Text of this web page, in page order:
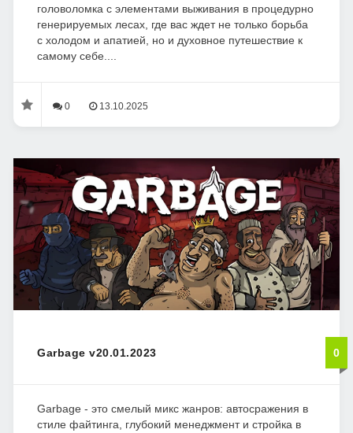
головоломка с элементами выживания в процедурно
генерируемых лесах, где вас ждет не только борьба
с холодом и апатией, но и духовное путешествие к
самому себе....
0 13.10.2025
Garbage v20.01.2023 0
Garbage - это смелый микс жанров: автосражения в
стиле файтинга, глубокий менеджмент и стройка в